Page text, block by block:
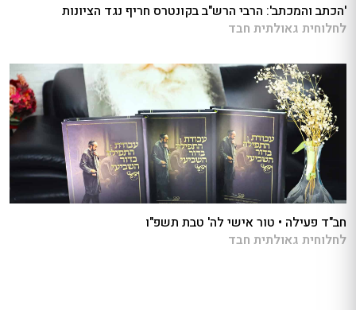
'הכתב והמכתב': הרבי הרש"ב בקונטרס חריף נגד הציונות
לחלוחית גאולתית חבד
חב"ד פעילה • טור אישי לה' טבת תשפ"ו
לחלוחית גאולתית חבד